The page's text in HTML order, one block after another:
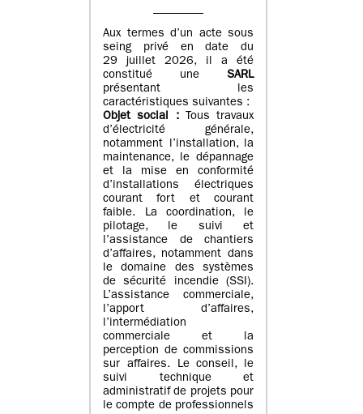
Aux termes d’un acte sous
seing privé en date du
29 juillet 2026, il a été
constitué une SARL
présentant les
caractéristiques suivantes :
Objet social :
Tous travaux
d’électricité générale,
notamment l’installation, la
maintenance, le dépannage
et la mise en conformité
d’installations électriques
courant fort et courant
faible. La coordination, le
pilotage, le suivi et
l’assistance de chantiers
d’affaires, notamment dans
le domaine des systèmes
de sécurité incendie (SSI).
L’assistance commerciale,
l’apport d’affaires,
l’intermédiation
commerciale et la
perception de commissions
sur affaires. Le conseil, le
suivi technique et
administratif de projets pour
le compte de professionnels